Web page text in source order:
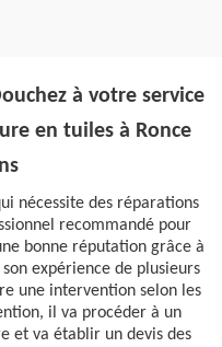
à votre service
en tuiles à Ronce
nécessite des réparations
recommandé pour
bonne réputation grâce à
expérience de plusieurs
une intervention selon les
il va procéder à un
et va établir un devis des